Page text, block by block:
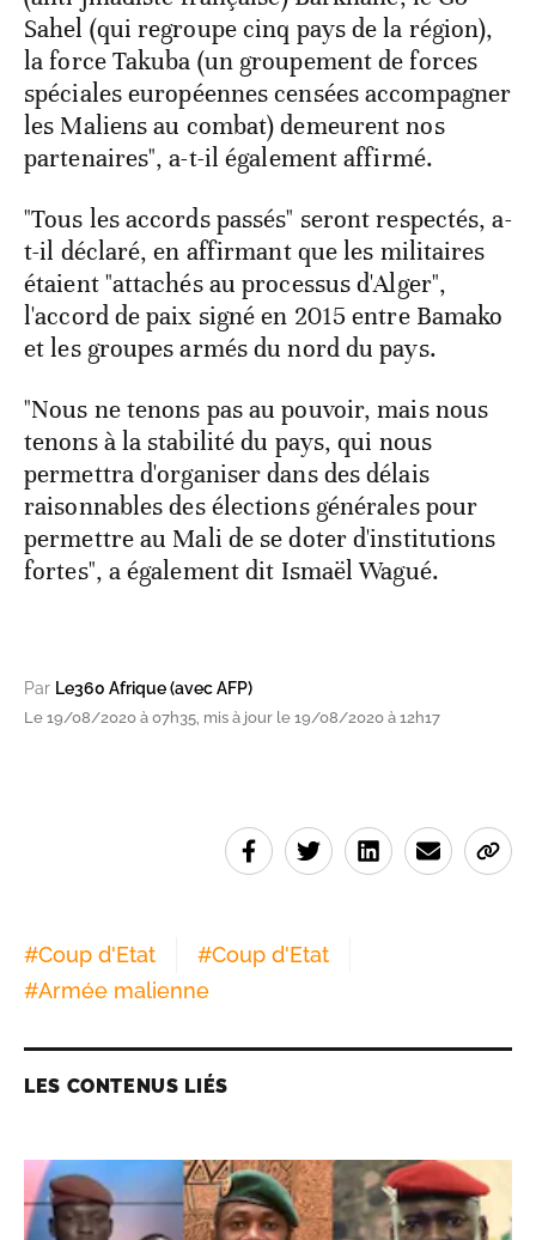
Sahel (qui regroupe cinq pays de la région),
la force Takuba (un groupement de forces
spéciales européennes censées accompagner
les Maliens au combat) demeurent nos
partenaires", a-t-il également affirmé.
"Tous les accords passés" seront respectés, a-
t-il déclaré, en affirmant que les militaires
étaient "attachés au processus d'Alger",
l'accord de paix signé en 2015 entre Bamako
et les groupes armés du nord du pays.
"Nous ne tenons pas au pouvoir, mais nous
tenons à la stabilité du pays, qui nous
permettra d'organiser dans des délais
raisonnables des élections générales pour
permettre au Mali de se doter d'institutions
fortes", a également dit Ismaël Wagué.
Par Le360 Afrique (avec AFP)
Le 19/08/2020 à 07h35, mis à jour le 19/08/2020 à 12h17
#Coup d'Etat #Coup d'Etat
#Armée malienne
LES CONTENUS LIÉS